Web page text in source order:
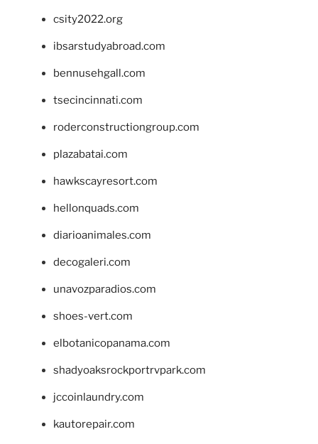
csity2022.org
ibsarstudyabroad.com
bennusehgall.com
tsecincinnati.com
roderconstructiongroup.com
plazabatai.com
hawkscayresort.com
hellonquads.com
diarioanimales.com
decogaleri.com
unavozparadios.com
shoes-vert.com
elbotanicopanama.com
shadyoaksrockportrvpark.com
jccoinlaundry.com
kautorepair.com